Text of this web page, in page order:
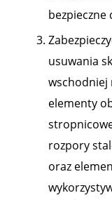
bezpieczne
usuwania
wschodniej
elementy
rozpory
oraz